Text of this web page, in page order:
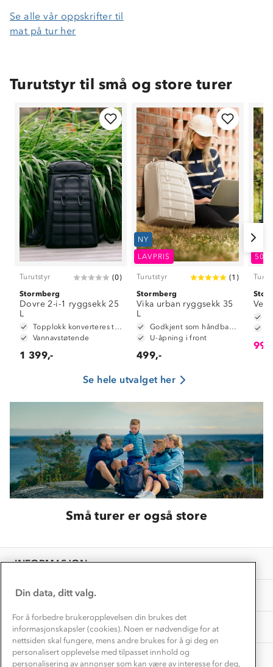
Se alle vår oppskrifter til
mat på tur her
Turutstyr til små og store turer
Turutstyr (0)
Stormberg
Dovre 2-i-1 ryggsekk 25
L
Topplokk konverteres til hoftebelte
Vannavstøtende
1 399,-
NY
LAVPRIS
Turutstyr (1 )
Stormberg
Vika urban ryggsekk 35
L
Godkjent som håndbagasje
U-åpning i front
499,-
50%
Se hele utvalget her
Små turer er også store
INFORMASJON
Kundeservice
Kontakt oss
Konkurransevinnere
Kundeklubb
Presse
OM OSS
Om Stormberg
Verdigrunnlag
Dyreetikk
1% til samfunnet
Inkludering
Samarbeide med oss?
TIPS OG RÅD
Alt du trenger til Norgesferien
Dette trenger du til barnehagen
Gravidklær
Hvordan velge riktig turtøy?
Vask og vedlikehold
Store størrelser
Turmat oppskrifter
Beredskap
AKTIVITETER
Norgesferie 🇳🇴
Få turinspirasjon og tips her⛰
Overnatte utendørs⛺
Leirskole 🥾
Barnehageansatt
Tips til hyttetur
Din data, ditt valg.
For å forbedre brukeropplevelsen din brukes det
informasjonskapsler (cookies). Noen er nødvendige for at
nettsiden skal fungere, mens andre brukes for å gi deg en
personalisert opplevelse med tilpasset innhold og
personalisering av annonser som kan være av interesse for deg,